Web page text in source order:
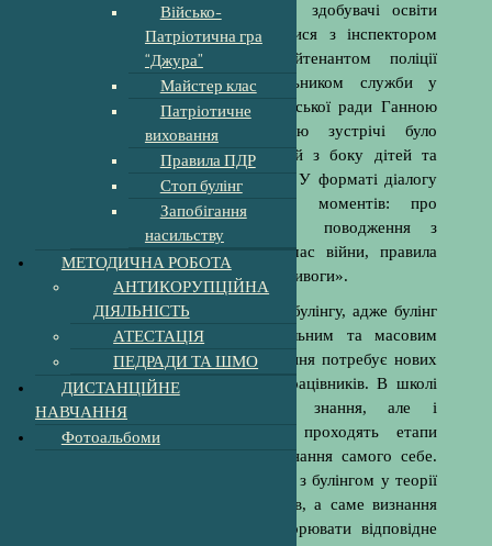
Відтак 07 лютого 2023 року здобувачі освіти
Холмківської гімназії зустрічалися з інспектором
ювенальної превенції лейтенантом поліції
Світланою Теменко та начальником служби у
справах дітей Холмківської сільської ради Ганною
Повханич. Головною метою зустрічі було
попередження протиправних дій з боку дітей та
застереження їх від небезпеки. У форматі діалогу
обговорили багато важливих моментів: про
поведінку в школі, булінг, поводження з
небезпечними знахідками під час війни, правила
поведінки під час «Повітряної тривоги».
Особливу увагу приділили темі булінгу, адже булінг
у наш час став більш глобальним та масовим
явищем. Вирішення цього питання потребує нових
ідей та висококваліфікованих працівників. В школі
учні не тільки отримують знання, але і
соціалізуються, розвиваються, проходять етапи
становлення особистості та пізнання самого себе.
Важливим є не просто боротьба з булінгом у теорії
чи впровадження певних заходів, а саме визнання
даної проблеми. Потрібно створювати відповідне
Військо-
Патріотична гра
“Джура”
Майстер клас
Патріотичне
виховання
Правила ПДР
Стоп булінг
Запобігання
насильству
МЕТОДИЧНА РОБОТА
АНТИКОРУПЦІЙНА
ДІЯЛЬНІСТЬ
АТЕСТАЦІЯ
ПЕДРАДИ ТА ШМО
ДИСТАНЦІЙНЕ
НАВЧАННЯ
Фотоальбоми